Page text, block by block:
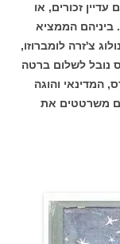
זכורים, או
ביניהם הממציא
צ'זרה לומברוזו,
נובל לשלום ברטה
המדינאי והוגה
משרטטים את